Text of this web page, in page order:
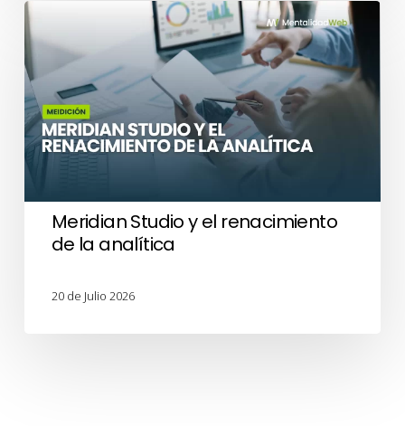
Meridian
Studio
el
renacimiento
de
la
Meridian Studio y el renacimiento
de la analítica
20 de Julio 2026